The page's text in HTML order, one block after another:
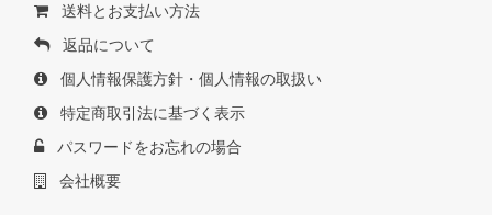
送料とお支払い方法
返品について
個人情報保護方針・個人情報の取扱い
特定商取引法に基づく表示
パスワードをお忘れの場合
会社概要